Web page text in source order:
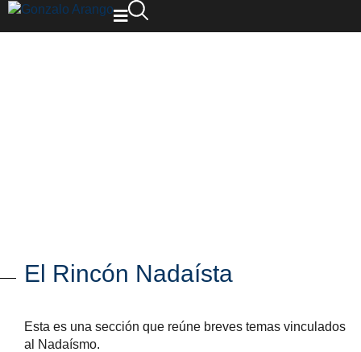
El Rincón Nadaísta
Esta es una sección que reúne breves temas vinculados
al Nadaísmo.